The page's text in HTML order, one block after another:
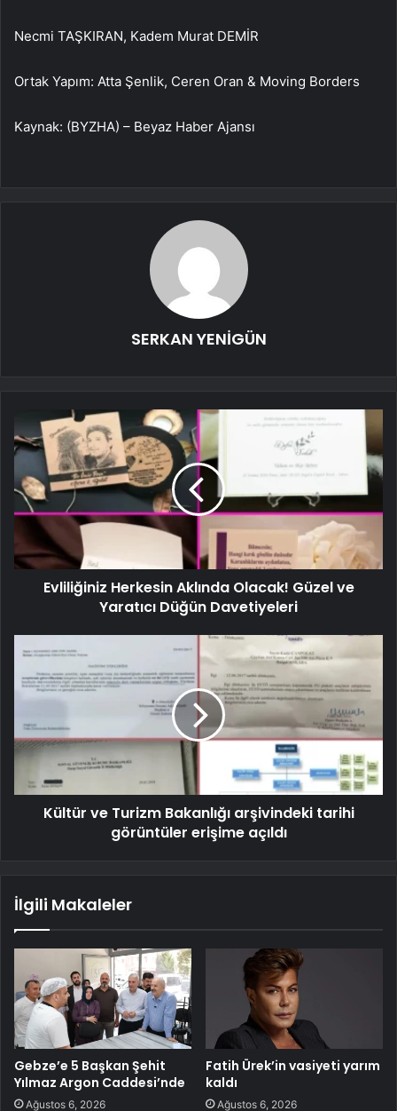
Necmi TAŞKIRAN, Kadem Murat DEMİR
Ortak Yapım: Atta Şenlik, Ceren Oran & Moving Borders
Kaynak: (BYZHA) – Beyaz Haber Ajansı
SERKAN YENİGÜN
Evliliğiniz Herkesin Aklında Olacak! Güzel ve
Yaratıcı Düğün Davetiyeleri
Kültür ve Turizm Bakanlığı arşivindeki tarihi
görüntüler erişime açıldı
İlgili Makaleler
Gebze’e 5 Başkan Şehit
Yılmaz Argon Caddesi’nde
Ağustos 6, 2026
Fatih Ürek’in vasiyeti yarım
kaldı
Ağustos 6, 2026